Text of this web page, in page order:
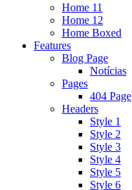
Home 11
Home 12
Home Boxed
Features
Blog Page
Notícias
Pages
404 Page
Headers
Style 1
Style 2
Style 3
Style 4
Style 5
Style 6